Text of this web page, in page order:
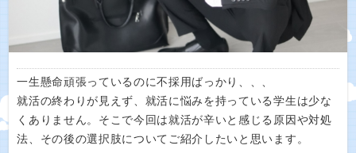
一生懸命頑張っているのに不採用ばっかり、、、
就活の終わりが見えず、就活に悩みを持っている学生は少な
くありません。そこで今回は就活が辛いと感じる原因や対処
法、その後の選択肢についてご紹介したいと思います。